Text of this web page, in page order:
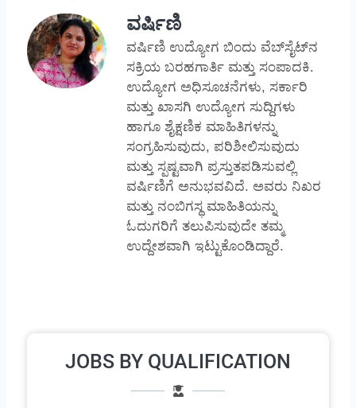
ವರ್ಷಿಣಿ
ವರ್ಷಿಣಿ ಉದ್ಯೋಗ ಬಿಂದು ವೆಬ್‌ಸೈಟ್‌ನ
ಸಕ್ರಿಯ ಬರಹಗಾರ್ತಿ ಮತ್ತು ಸಂಪಾದಕಿ.
ಉದ್ಯೋಗ ಅಧಿಸೂಚನೆಗಳು, ಸರ್ಕಾರಿ
ಮತ್ತು ಖಾಸಗಿ ಉದ್ಯೋಗ ಸುದ್ದಿಗಳು
ಹಾಗೂ ಶೈಕ್ಷಣಿಕ ಮಾಹಿತಿಗಳನ್ನು
ಸಂಗ್ರಹಿಸುವುದು, ಪರಿಶೀಲಿಸುವುದು
ಮತ್ತು ಸ್ಪಷ್ಟವಾಗಿ ಪ್ರಸ್ತುತಪಡಿಸುವಲ್ಲಿ
ವರ್ಷಿಣಿಗೆ ಅನುಭವವಿದೆ. ಅವರು ನಿಖರ
ಮತ್ತು ನಂಬಿಗಸ್ಥ ಮಾಹಿತಿಯನ್ನು
ಓದುಗರಿಗೆ ತಲುಪಿಸುವುದೇ ತಮ್ಮ
ಉದ್ದೇಶವಾಗಿ ಇಟ್ಟುಕೊಂಡಿದ್ದಾರೆ.
JOBS BY QUALIFICATION